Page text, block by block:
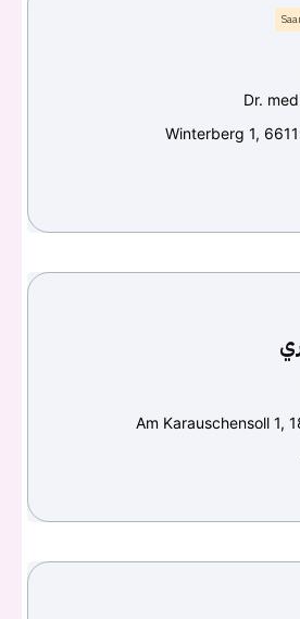
Dr.
Winterberg 1,
Am Karauschensoll 1,